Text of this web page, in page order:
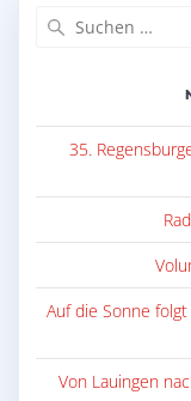
35.
Auf die Sonne
Von Lauingen